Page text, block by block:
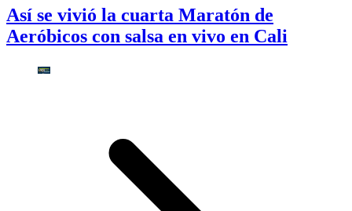
Así se vivió la cuarta Maratón de
Aeróbicos con salsa en vivo en Cali